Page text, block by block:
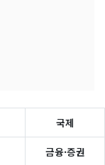
국제
금융·증권